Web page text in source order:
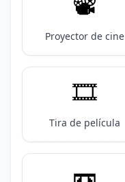
Proyector de cine
🎞️
Tira de película